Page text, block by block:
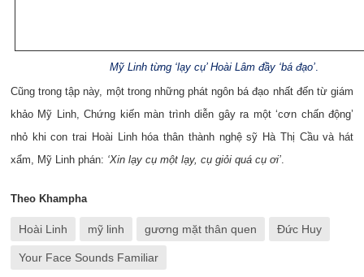
Mỹ Linh từng ‘lạy cụ’ Hoài Lâm đầy ‘bá đạo’.
Cũng trong tập này, một trong những phát ngôn bá đạo nhất đến từ giám
khảo Mỹ Linh, Chứng kiến màn trình diễn gây ra một ‘cơn chấn động’
nhỏ khi con trai Hoài Linh hóa thân thành nghệ sỹ Hà Thị Cầu và hát
xẩm, Mỹ Linh phán: ‘Xin lạy cụ một lạy, cụ giỏi quá cụ ơi’.
Theo Khampha
Hoài Linh mỹ linh gương mặt thân quen Đức Huy
Your Face Sounds Familiar